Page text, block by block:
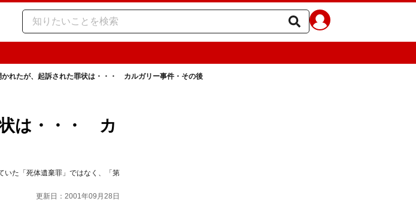
かれたが、起訴された罪状は・・・ カルガリー事件・その後
は・・・ カ
いた「死体遺棄罪」ではなく、「第
更新日：2001年09月28日